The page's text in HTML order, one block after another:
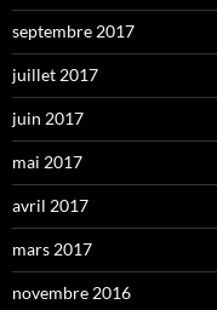
septembre 2017
juillet 2017
juin 2017
mai 2017
avril 2017
mars 2017
novembre 2016